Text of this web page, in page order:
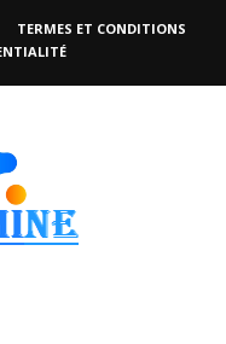
TERMES ET CONDITIONS